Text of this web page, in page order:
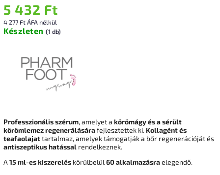
5 432 Ft
4 277 Ft ÁFA nélkül
Készleten (1 db)
Professzionális szérum, amelyet a körömágy és a sérült
körömlemez regenerálásárafejlesztettek ki. Kollagént és
teafaolajattartalmaz, amelyek támogatják a bőr regenerációját és
antiszeptikus hatással rendelkeznek.
A 15 ml-es kiszerelés körülbelül 60 alkalmazásraelegendő.